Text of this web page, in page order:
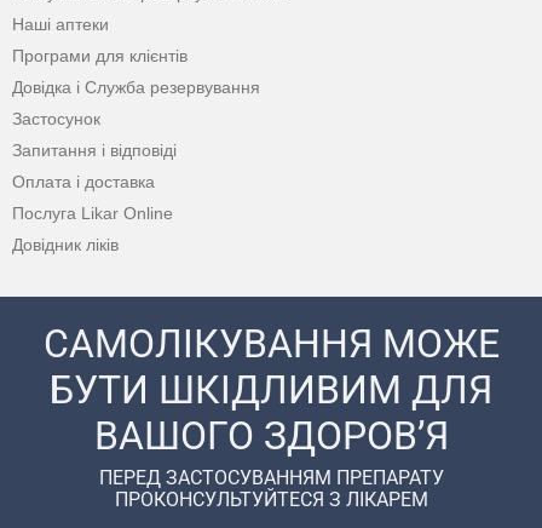
Наші аптеки
Програми для клієнтів
Довідка і Служба резервування
Застосунок
Запитання і відповіді
Оплата і доставка
Послуга Likar Online
Довідник ліків
САМОЛІКУВАННЯ МОЖЕ
БУТИ ШКІДЛИВИМ ДЛЯ
ВАШОГО ЗДОРОВ’Я
ПЕРЕД ЗАСТОСУВАННЯМ ПРЕПАРАТУ
ПРОКОНСУЛЬТУЙТЕСЯ З ЛІКАРЕМ